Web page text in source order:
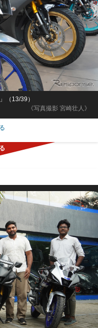
《写真撮影 宮崎壮人》
（13/39）